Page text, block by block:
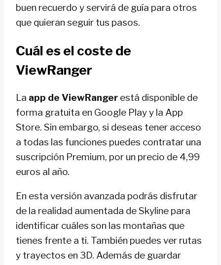
buen recuerdo y servirá de guía para otros
que quieran seguir tus pasos.
Cuál es el coste de
ViewRanger
La app de ViewRanger está disponible de
forma gratuita en Google Play y la App
Store. Sin embargo, si deseas tener acceso
a todas las funciones puedes contratar una
suscripción Premium, por un precio de 4,99
euros al año.
En esta versión avanzada podrás disfrutar
de la realidad aumentada de Skyline para
identificar cuáles son las montañas que
tienes frente a ti. También puedes ver rutas
y trayectos en 3D. Además de guardar